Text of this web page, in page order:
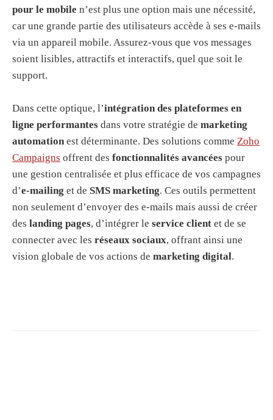
pour le mobile n’est plus une option mais une nécessité,
car une grande partie des utilisateurs accède à ses e-mails
via un appareil mobile. Assurez-vous que vos messages
soient lisibles, attractifs et interactifs, quel que soit le
support.
Dans cette optique, l’intégration des plateformes en
ligne performantes dans votre stratégie de marketing
automationest déterminante. Des solutions comme Zoho
Campaigns offrent des fonctionnalités avancées pour
une gestion centralisée et plus efficace de vos campagnes
d’e-mailing et de SMS marketing. Ces outils permettent
non seulement d’envoyer des e-mails mais aussi de créer
des landing pages, d’intégrer le service client et de se
connecter avec les réseaux sociaux, offrant ainsi une
vision globale de vos actions de marketing digital.